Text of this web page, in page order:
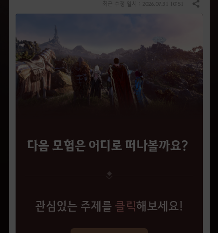
공유하기
다음 모험은 어디로 떠나볼까요?
관심있는 주제를 클릭해보세요!